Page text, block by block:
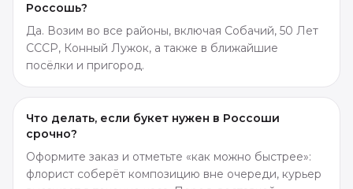
Россошь?
Да. Возим во все районы, включая Собачий, 50 Лет
СССР, Конный Лужок, а также в ближайшие
посёлки и пригород.
Что делать, если букет нужен в Россоши
срочно?
Оформите заказ и отметьте «как можно быстрее»:
флорист соберёт композицию вне очереди, курьер